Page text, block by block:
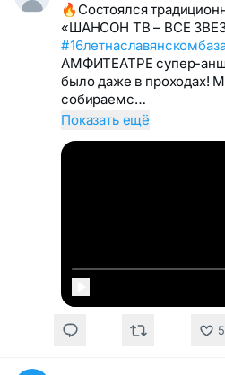
🔥Состоялся
«ШАНСОН ТВ – ВСЕ
АМФИТЕАТРЕ супер-
было даже в проходах!
собираемс…
Показать ещё
5